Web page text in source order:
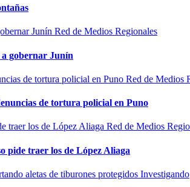
Red de Medios Regionales
a gobernar Junín
Red de Medios
de tortura policial en Puno
Red de Medios
pide traer los de López Aliaga
Investigando